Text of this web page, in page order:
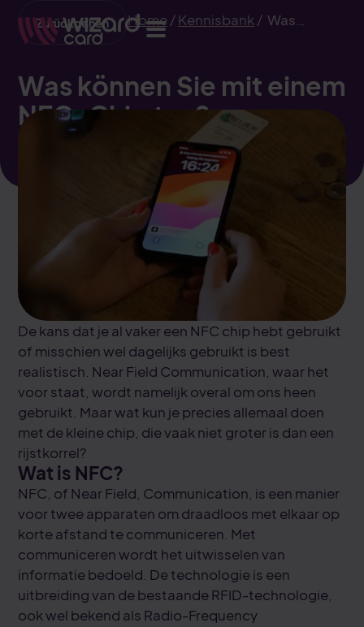
Zurückgehen Home / Kennisbank / Was
können Sie mit einem NFC-Chip
Was können Sie mit einem
NFC-Chip tun?
De kans dat je al vaker een NFC chip hebt gebruikt
of misschien wel dagelijks gebruikt is best
realistisch. Near Field Communication, waar het
voor staat, wordt namelijk overal om ons heen
gebruikt. Maar wat kun je precies allemaal doen
met de kleine chip, die vaak niet groter is dan een
rijstkorrel?
Wat is NFC?
NFC, of Near Field, Communication, is een manier
voor twee apparaten om draadloos met elkaar op
korte afstand te communiceren. Met
communiceren wordt het uitwisselen van
informatie bedoeld. De technologie is een
uitbreiding van de bestaande RFID-technologie,
ook wel bekend als Radio-Frequency